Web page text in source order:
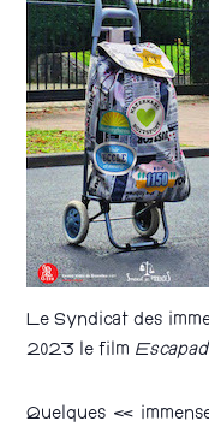
Le Syndicat des
2023 le film
Quelques «